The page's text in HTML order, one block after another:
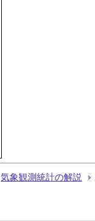
気象観測統計の解説